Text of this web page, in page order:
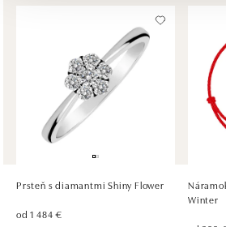
ALOve OC Olympia, Brno
U Dálnice 777, 664 42 Brno
tel.: +420604389337
dnes otvorené do 21:00
ALOve Westfield Černý
Chlumecká 765/6, 198 19 Praha 9
dnes otvorené do 21:00
Prsteň s diamantmi Shiny Flower
od 1 484 €
Winter